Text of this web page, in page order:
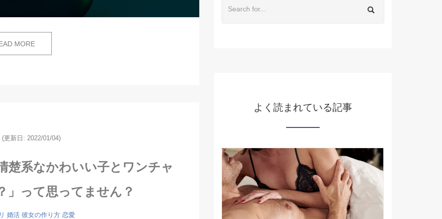
MORE
(更新日: 2022/01/04)
楚系なかわいい子とワンチャ
」って思ってません？
婚活 彼女の作り方 恋愛
よく読まれている記事